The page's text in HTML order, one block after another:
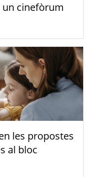
un cinefòrum
les propostes
al bloc